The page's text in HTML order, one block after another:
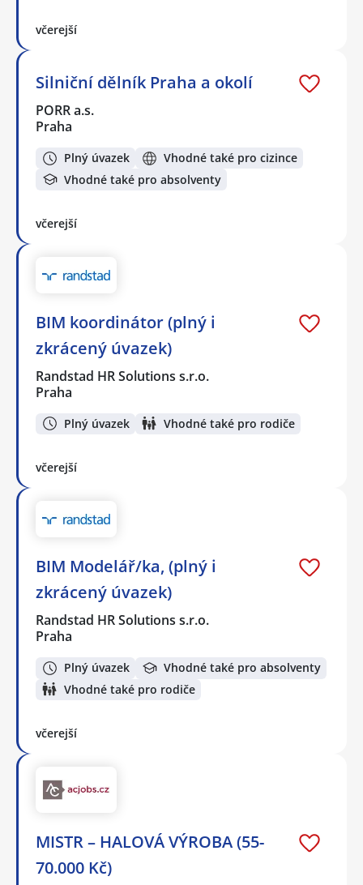
včerejší
Silniční dělník Praha a okolí
PORR a.s.
Praha
Plný úvazek
Vhodné také pro cizince
Vhodné také pro absolventy
včerejší
BIM koordinátor (plný i
zkrácený úvazek)
Randstad HR Solutions s.r.o.
Praha
Plný úvazek Vhodné také pro rodiče
včerejší
BIM Modelář/ka, (plný i
zkrácený úvazek)
Randstad HR Solutions s.r.o.
Praha
Plný úvazek
Vhodné také pro absolventy
Vhodné také pro rodiče
včerejší
MISTR – HALOVÁ VÝROBA (55-
70.000 Kč)